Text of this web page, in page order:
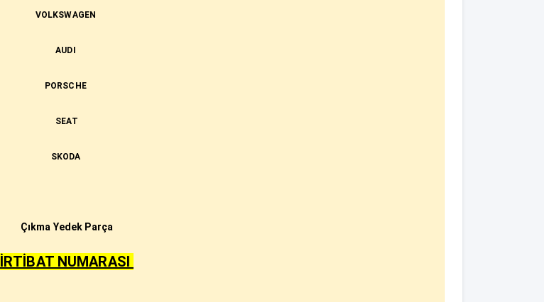
VOLKSWAGEN
AUDI
PORSCHE
SEAT
SKODA
Çıkma Yedek Parça
İRTİBAT NUMARASI